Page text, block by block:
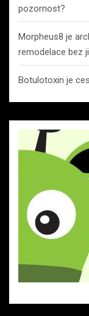
pozornost?
Morpheus8 je
remodelace bez
Botulotoxin je